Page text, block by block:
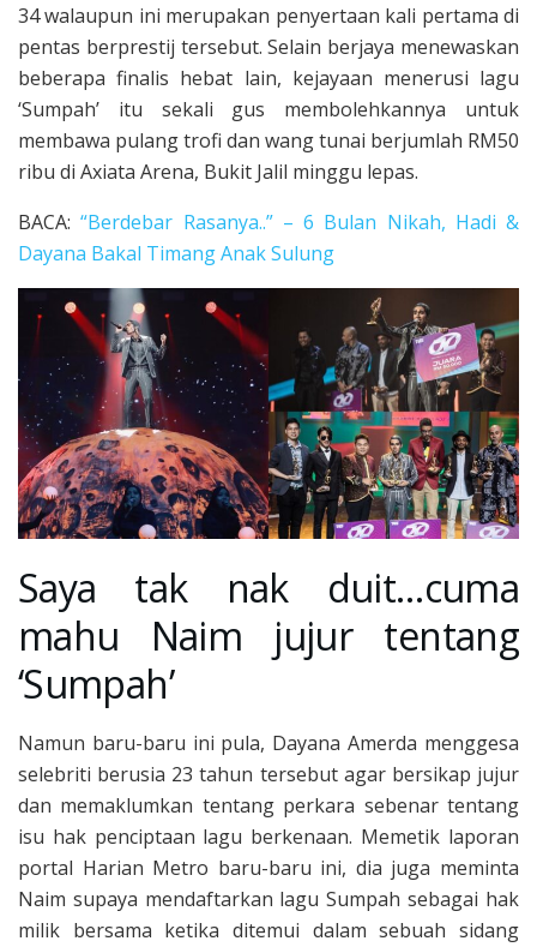
34 walaupun ini merupakan penyertaan kali pertama di
pentas berprestij tersebut. Selain berjaya menewaskan
beberapa finalis hebat lain, kejayaan menerusi lagu
‘Sumpah’ itu sekali gus membolehkannya untuk
membawa pulang trofi dan wang tunai berjumlah RM50
ribu di Axiata Arena, Bukit Jalil minggu lepas.
BACA:“Berdebar Rasanya..” – 6 Bulan Nikah, Hadi &
Dayana Bakal Timang Anak Sulung
Saya tak nak duit…cuma
mahu Naim jujur tentang
‘Sumpah’
Namun baru-baru ini pula, Dayana Amerda menggesa
selebriti berusia 23 tahun tersebut agar bersikap jujur
dan memaklumkan tentang perkara sebenar tentang
isu hak penciptaan lagu berkenaan. Memetik laporan
portal Harian Metro baru-baru ini, dia juga meminta
Naim supaya mendaftarkan lagu Sumpah sebagai hak
milik bersama ketika ditemui dalam sebuah sidang